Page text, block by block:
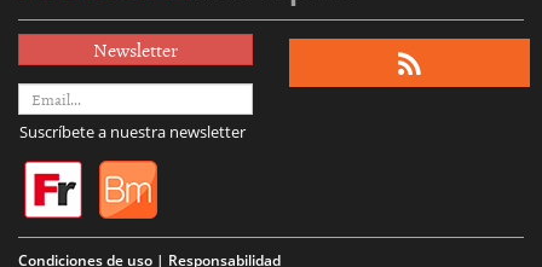
Newsletter
Suscríbete a nuestra newsletter
Condiciones de uso | Responsabilidad